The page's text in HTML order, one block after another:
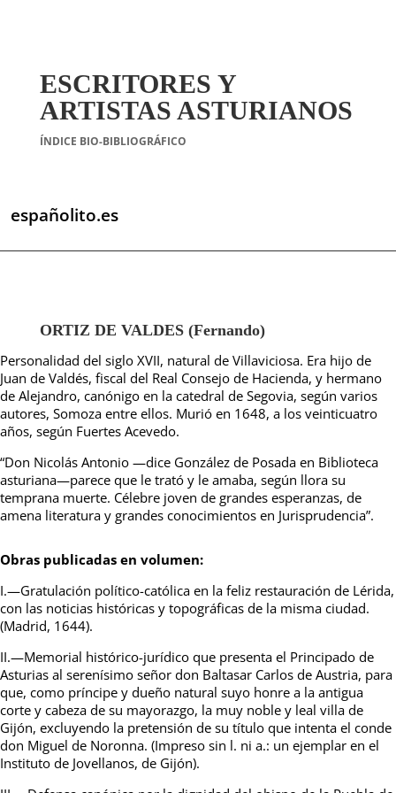
ESCRITORES Y
ARTISTAS ASTURIANOS
ÍNDICE BIO-BIBLIOGRÁFICO
españolito.es
ORTIZ DE VALDES (Fernando)
Personalidad del siglo XVII, natural de Villaviciosa. Era hijo de
Juan de Valdés, fiscal del Real Consejo de Hacienda, y hermano
de Alejandro, canónigo en la catedral de Segovia, según varios
autores, Somoza entre ellos. Murió en 1648, a los veinticuatro
años, según Fuertes Acevedo.
“Don Nicolás Antonio —dice González de Posada en Biblioteca
asturiana—parece que le trató y le amaba, según llora su
temprana muerte. Célebre joven de grandes esperanzas, de
amena literatura y grandes conocimientos en Jurisprudencia”.
Obras publicadas en volumen:
I.—Gratulación político-católica en la feliz restauración de Lérida,
con las noticias históricas y topográficas de la misma ciudad.
(Madrid, 1644).
II.—Memorial histórico-jurídico que presenta el Principado de
Asturias al serenísimo señor don Baltasar Carlos de Austria, para
que, como príncipe y dueño natural suyo honre a la antigua
corte y cabeza de su mayorazgo, la muy noble y leal villa de
Gijón, excluyendo la pretensión de su título que intenta el conde
don Miguel de Noronna. (Impreso sin l. ni a.: un ejemplar en el
Instituto de Jovellanos, de Gijón).